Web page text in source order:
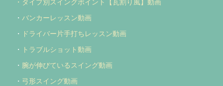
・ バンカーレッスン動画
・ ドライバー片手打ちレッスン動画
・ トラブルショット動画
・ 腕が伸びているスイング動画
・ 弓形スイング動画